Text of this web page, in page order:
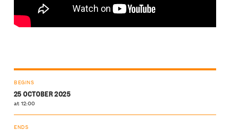
BEGINS
25 OCTOBER 2025
at 12:00
ENDS